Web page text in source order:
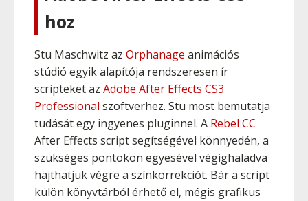
hoz
Stu Maschwitz az Orphanage animációs
stúdió egyik alapítója rendszeresen ír
scripteket az Adobe After Effects CS3
Professional szoftverhez. Stu most bemutatja
tudását egy ingyenes pluginnel. A Rebel CC
After Effects script segítségével könnyedén, a
szükséges pontokon egyesével végighaladva
hajthatjuk végre a színkorrekciót. Bár a script
külön könyvtárból érhető el, mégis grafikus